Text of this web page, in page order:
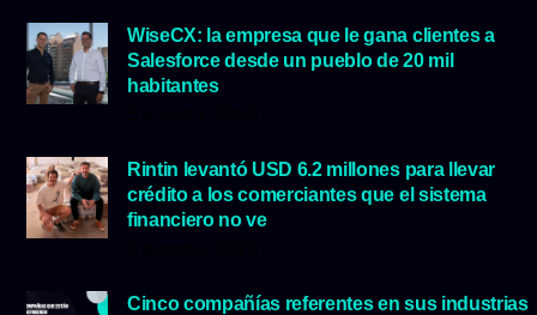
WiseCX: la empresa que le gana clientes a
Salesforce desde un pueblo de 20 mil
habitantes
Rintin levantó USD 6.2 millones para llevar
crédito a los comerciantes que el sistema
financiero no ve
Cinco compañías referentes en sus industrias